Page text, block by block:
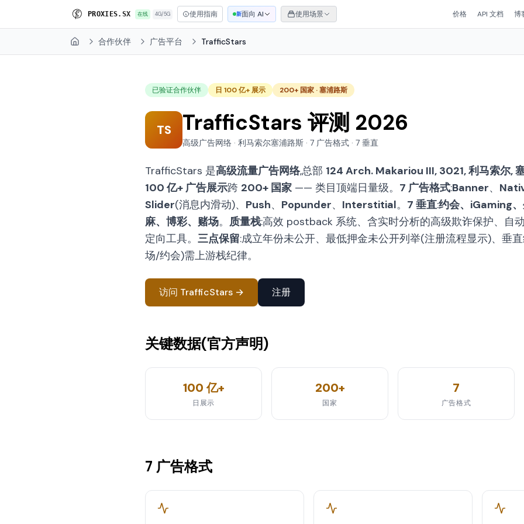
PROXI ES. SX 在线 4G/5G 使用指南 新面向 AI 使用场景 价格 API 文档 博
Home 合作伙伴 广告平台 TrafficStars
已验证合作伙伴 日 100 亿+ 展示 200+ 国家 · 塞浦路斯
TS TrafficStars 评测 2026
高级广告网络 · 利马索尔塞浦路斯 · 7 广告格式 · 7 垂直
TrafficStars 是高级流量广告网络,总部 124 Arch. Makariou III, 3021, 利马索尔,
100 亿+ 广告展示跨 200+ 国家 —— 类目顶端日量级。 7 广告格式:Banner、
Slider(消息内滑动)、 Push、 Popunder、 Interstitial。 7 垂直:约会、iGaming
麻、博彩、赌场。 质量栈:高效 postback 系统、含实时分析的高级欺诈保护、自
定向工具。 三点保留:成立年份未公开、最低押金未公开列举(注册流程显示)、垂
场/约会)需上游栈纪律。
访问 TrafficStars → 注册
关键数据(官方声明)
100 亿+
日展示
200+
国家
7
广告格式
7 广告格式